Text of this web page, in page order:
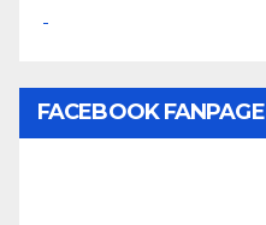
FACEBOOK FANPAGE